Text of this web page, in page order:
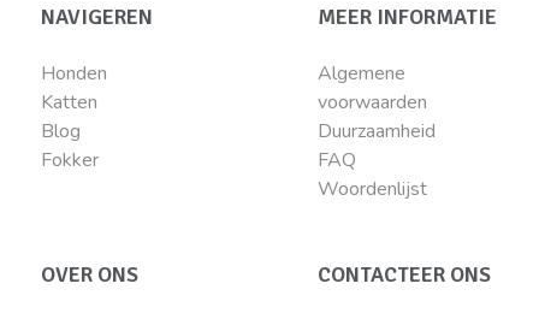
NAVIGEREN
Honden
Katten
Blog
Fokker
MEER INFORMATIE
Algemene
voorwaarden
Duurzaamheid
FAQ
Woordenlijst
OVER ONS CONTACTEER ONS